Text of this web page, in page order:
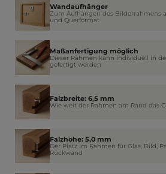
Wandaufhänger
Zum Aufhängen des Bilderrahmens
und Querformat
Maßanfertigung möglich
Dieser Rahmen kann individuell in
gefertigt werden
Falzbreite: 6,5 mm
Wie weit der Rahmen am Rand das
Falzhöhe: 5,0 mm
Der Platz im Rahmen für Glas, Bild,
Rückwand